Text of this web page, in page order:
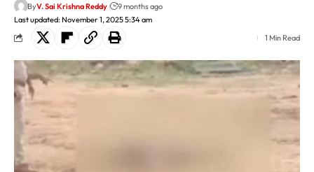
Last updated: November 1, 2025 5:34 am
ByV. Sai Krishna Reddy 9 months ago
1 Min Read